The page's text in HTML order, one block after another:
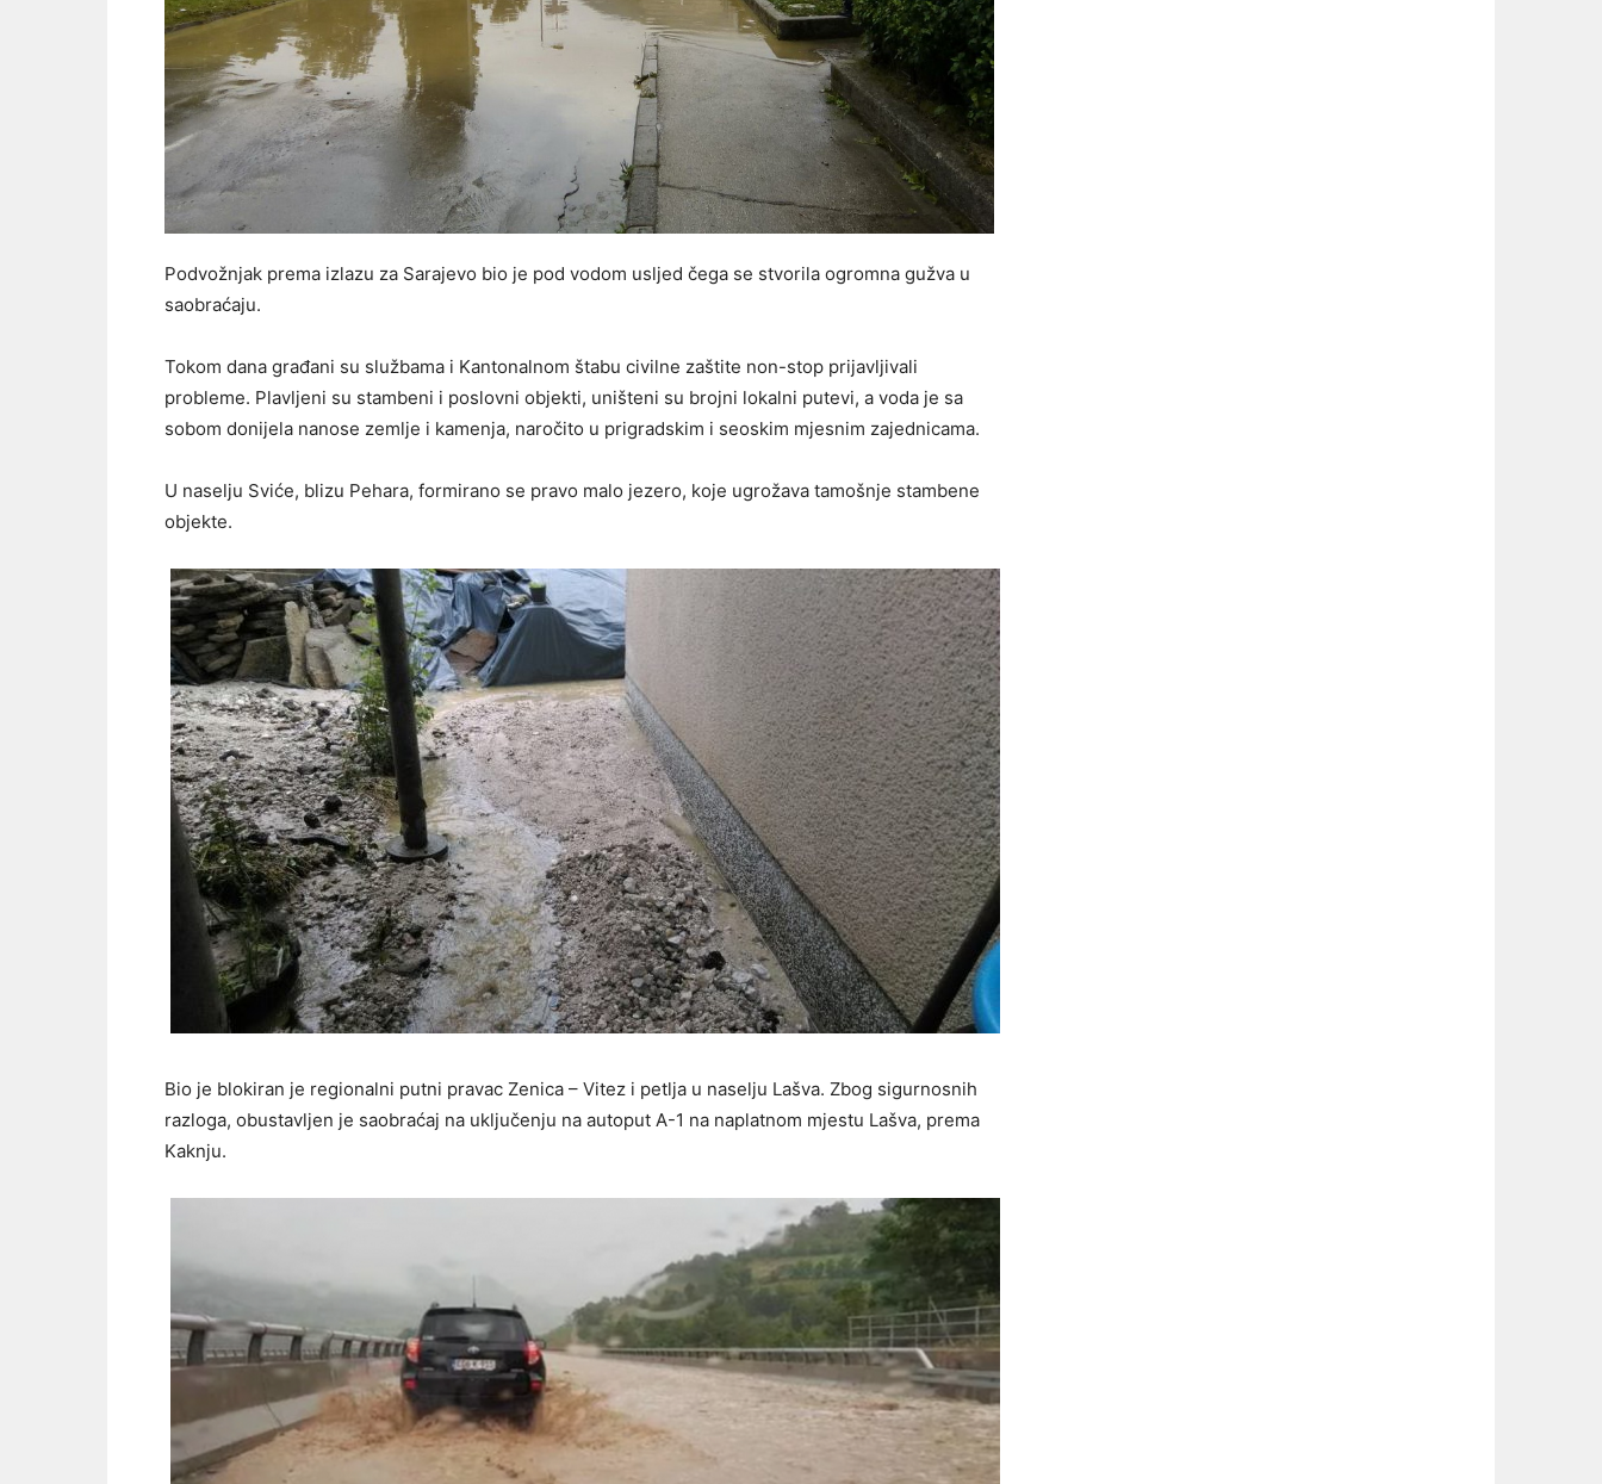
Podvožnjak prema izlazu za Sarajevo bio je pod vodom usljed čega se stvorila ogromna gužva u
saobraćaju.
Tokom dana građani su službama i Kantonalnom štabu civilne zaštite non-stop prijavljivali
probleme. Plavljeni su stambeni i poslovni objekti, uništeni su brojni lokalni putevi, a voda je sa
sobom donijela nanose zemlje i kamenja, naročito u prigradskim i seoskim mjesnim zajednicama.
U naselju Sviće, blizu Pehara, formirano se pravo malo jezero, koje ugrožava tamošnje stambene
objekte.
Bio je blokiran je regionalni putni pravac Zenica – Vitez i petlja u naselju Lašva. Zbog sigurnosnih
razloga, obustavljen je saobraćaj na uključenju na autoput A-1 na naplatnom mjestu Lašva, prema
Kaknju.